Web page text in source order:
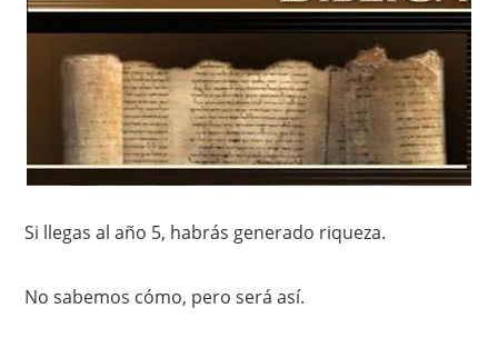
Si llegas al año 5, habrás generado riqueza.
No sabemos cómo, pero será así.